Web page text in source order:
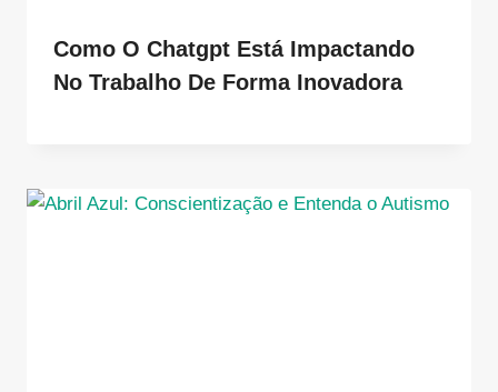
Como O Chatgpt Está Impactando
No Trabalho De Forma Inovadora